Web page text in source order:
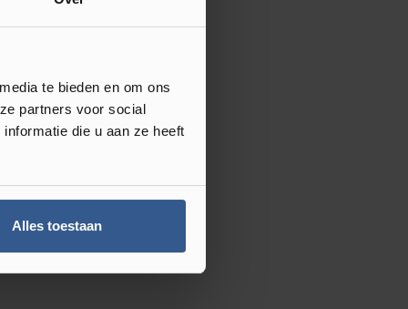
te bieden en om ons
partners voor social
die u aan ze heeft
Alles toestaan